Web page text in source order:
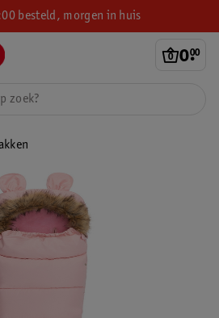
besteld, morgen in huis
0.
00